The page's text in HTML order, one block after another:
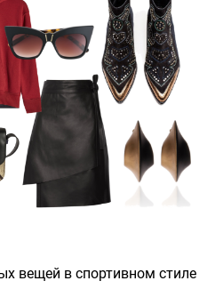
вещей в спортивном стиле